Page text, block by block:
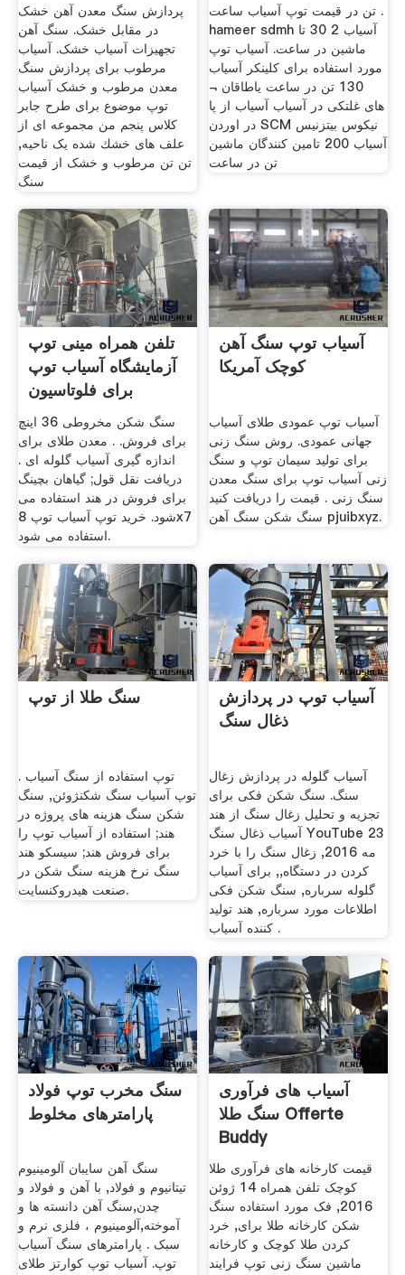
پردازش سنگ معدن آهن خشک
در مقابل خشک. سنگ آهن
تجهیزات آسیاب خشک. آسیاب
مرطوب برای پردازش سنگ
معدن مرطوب و خشک آسیاب
توپ موضوع برای طرح جابر
کلاس پنجم من مجموعه ای از
علف های خشك شده یک ناحیه,
تن تن مرطوب و خشک از قیمت
سنگ
تن در قیمت توپ آسیاب ساعت .
hameer sdmh آسیاب 2 30 تا
ماشین در ساعت. آسیاب توپ
مورد استفاده برای کلینکر آسیاب
130 تن در ساعت یاطاقان ¬
های غلتکی در آسیاب آسیاب از پا
در اوردن SCM نیکوس بیتزنیس
آسیاب 200 تامین کنندگان ماشین
تن در ساعت
تلفن همراه مینی توپ
آزمایشگاه آسیاب توپ
برای فلوتاسیون
سنگ شکن مخروطی 36 اینچ
برای فروش. . معدن طلای برای
اندازه گیری آسیاب گلوله ای .
دریافت نقل قول; گیاهان بچینگ
برای فروش در هند استفاده می
شود. خرید توپ آسیاب توپ 8x7
استفاده می شود.
آسیاب توپ سنگ آهن
کوچک آمریکا
آسیاب توپ عمودی طلای آسیاب
جهانی عمودی. روش سنگ زنی
برای تولید سیمان توپ و سنگ
زنی آسیاب توپ برای سنگ معدن
سنگ زنی . قیمت را دریافت کنید
سنگ شکن سنگ آهن pjuibxyz.
سنگ طلا از توپ
توپ استفاده از سنگ آسیاب .
توپ آسیاب سنگ شکنژوئن, سنگ
شکن سنگ هزینه های پروژه در
هند; استفاده از آسیاب توپ را
برای فروش هند; سیسکو هند
سنگ نرخ هزینه سنگ شکن در
صنعت هیدروکنسایت.
آسیاب توپ در پردازش
ذغال سنگ
آسیاب گلوله در پردازش زغال
سنگ. سنگ شکن فکی برای
تجزیه و تحلیل زغال سنگ از هند
آسیاب ذغال سنگ YouTube 23
مه 2016, زغال سنگ را با خرد
کردن در دستگاه,, برای آسیاب
گلوله سرباره, سنگ شکن فکی
اطلاعات مورد سرباره, هند تولید
کننده آسیاب .
سنگ مخرب توپ فولاد
پارامترهای مخلوط
سنگ آهن سایبان آلومینیوم
تیتانیوم و فولاد, با آهن و فولاد و
چدن,سنگ آهن دانسته ها و
آموخته,آلومینیوم ، فلزی نرم و
سبک . پارامترهای سنگ آسیاب
توپ. آسیاب توپ کوارتز طلای
آسیاب های فرآوری
سنگ طلا Offerte
Buddy
قیمت کارخانه های فرآوری طلا
کوچک تلفن همراه 14 ژوئن
2016, فک مورد استفاده سنگ
شکن کارخانه طلا برای, خرد
کردن طلا کوچک و کارخانه
ماشین سنگ زنی توپ فرایند